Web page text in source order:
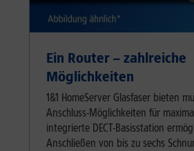
Ein Router – zahlreiche
Möglichkeiten
1&1 HomeServer Glasfaser bieten
Anschluss-Möglichkeiten für
integrierte DECT-Basisstation
Anschließen von bis zu sechs